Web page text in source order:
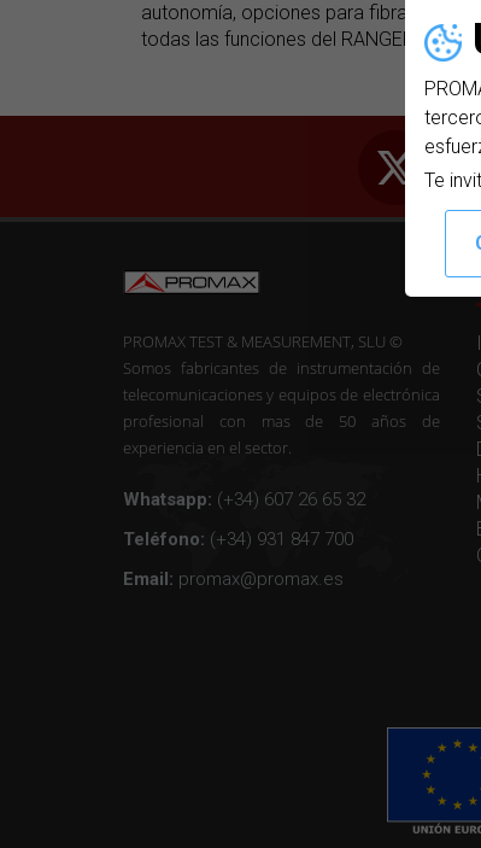
Te
autonomía, opciones para fibra óptica y
todas las funciones del RANGER
Neo
PROMAX TEST & MEASUREMENT, SLU ©
Somos fabricantes de instrumentación de
telecomunicaciones y equipos de electrónica
profesional con mas de 50 años de
experiencia en el sector.
Whatsapp: (+34) 607 26 65 32
Teléfono: (+34) 931 847 700
Email: promax@promax.es